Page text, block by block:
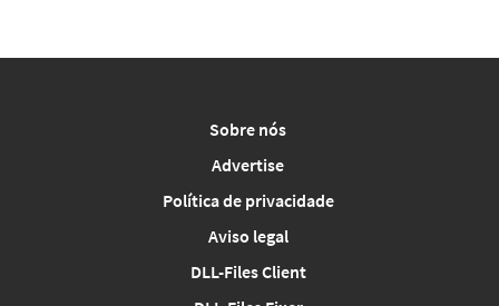
Sobre nós
Advertise
Política de privacidade
Aviso legal
DLL-Files Client